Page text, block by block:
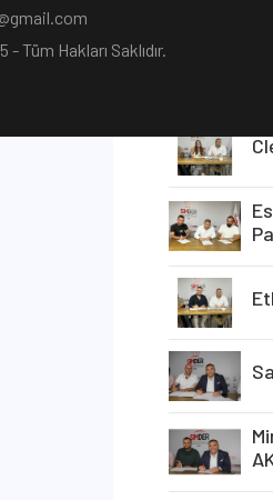
Hakları Saklıdır.